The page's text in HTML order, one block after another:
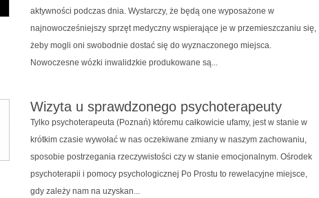
aktywności podczas dnia. Wystarczy, że będą one wyposażone w
najnowocześniejszy sprzęt medyczny wspierające je w przemieszczaniu się,
żeby mogli oni swobodnie dostać się do wyznaczonego miejsca.
Nowoczesne wózki inwalidzkie produkowane są...
Wizyta u sprawdzonego psychoterapeuty
Tylko psychoterapeuta (Poznań) któremu całkowicie ufamy, jest w stanie w
krótkim czasie wywołać w nas oczekiwane zmiany w naszym zachowaniu,
sposobie postrzegania rzeczywistości czy w stanie emocjonalnym. Ośrodek
psychoterapii i pomocy psychologicznej Po Prostu to rewelacyjne miejsce,
gdy zależy nam na uzyskan...